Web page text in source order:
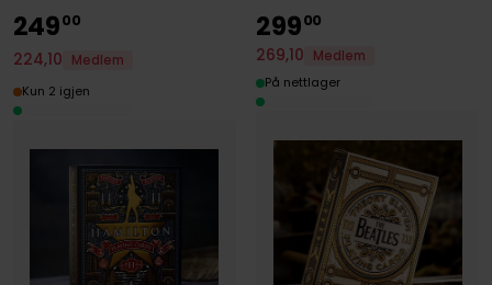
24900
224,10
Medlem
Kun 2 igjen
29900
269,10
Medlem
På nettlager